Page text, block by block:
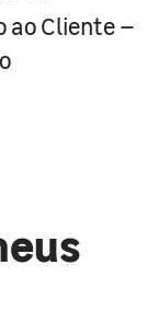
ao Cliente –